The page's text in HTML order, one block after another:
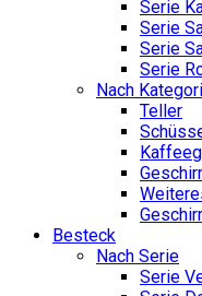
Serie
Serie
Serie
Serie
Nach
Teller
Besteck
Nach Serie
Serie